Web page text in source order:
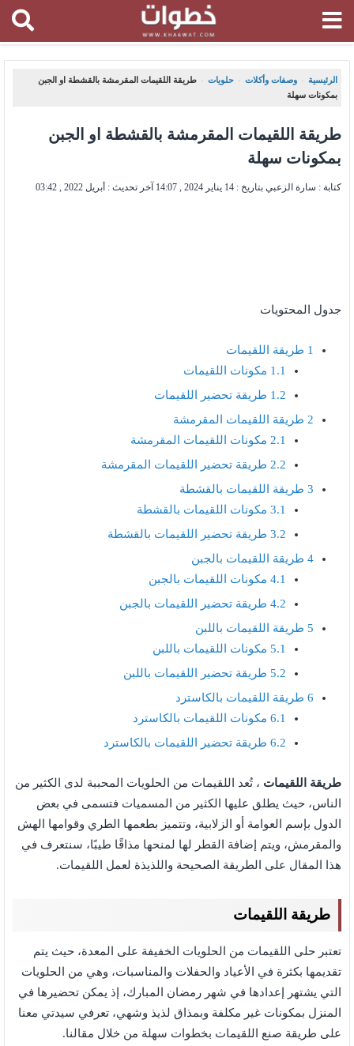
الرئيسية ، وصفات وأكلات ، حلويات ،
طريقة اللقيمات المقرمشة بالقشطة او الجبن
بمكونات سهلة
طريقة اللقيمات المقرمشة بالقشطة او الجبن
بمكونات سهلة
كتابة : سارة الزعبي بتاريخ : 14 يناير 2024 , 14:07 آخر تحديث : أبريل 2022 , 03:42
جدول المحتويات
1 طريقة اللقيمات
1.1 مكونات اللقيمات
1.2 طريقة تحضير اللقيمات
2 طريقة اللقيمات المقرمشة
2.1 مكونات اللقيمات المقرمشة
2.2 طريقة تحضير اللقيمات المقرمشة
3 طريقة اللقيمات بالقشطة
3.1 مكونات اللقيمات بالقشطة
3.2 طريقة تحضير اللقيمات بالقشطة
4 طريقة اللقيمات بالجبن
4.1 مكونات اللقيمات بالجبن
4.2 طريقة تحضير اللقيمات بالجبن
5 طريقة اللقيمات باللبن
5.1 مكونات اللقيمات باللبن
5.2 طريقة تحضير اللقيمات باللبن
6 طريقة اللقيمات بالكاسترد
6.1 مكونات اللقيمات بالكاسترد
6.2 طريقة تحضير اللقيمات بالكاسترد
طريقة اللقيمات ، تُعد اللقيمات من الحلويات المحببة لدى الكثير من
الناس، حيث يطلق عليها الكثير من المسميات فتسمى في بعض
الدول بإسم العوامة أو الزلابية، وتتميز بطعمها الطري وقوامها الهش
والمقرمش، ويتم إضافة القطر لها لمنحها مذاقًا طيبًا، سنتعرف في
هذا المقال على الطريقة الصحيحة واللذيذة لعمل اللقيمات.
طريقة اللقيمات
تعتبر حلى اللقيمات من الحلويات الخفيفة على المعدة، حيث يتم
تقديمها بكثرة في الأعياد والحفلات والمناسبات، وهي من الحلويات
التي يشتهر إعدادها في شهر رمضان المبارك، إذ يمكن تحضيرها في
المنزل بمكونات غير مكلفة وبمذاق لذيذ وشهي، تعرفي سيدتي معنا
على طريقة صنع اللقيمات بخطوات سهلة من خلال مقالنا.